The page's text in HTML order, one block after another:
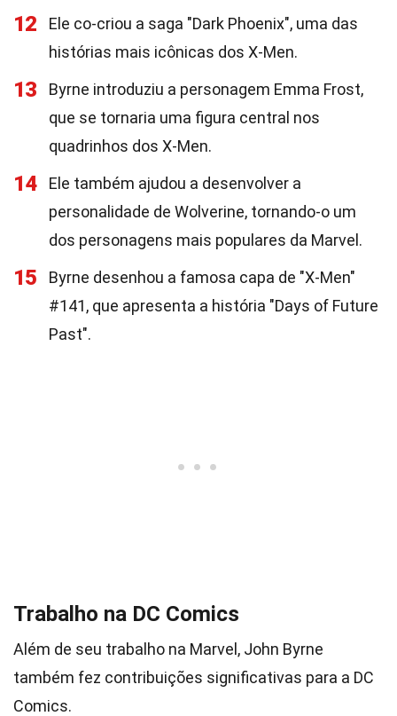
12
Ele co-criou a saga "Dark Phoenix", uma das
histórias mais icônicas dos X-Men.
13
Byrne introduziu a personagem Emma Frost,
que se tornaria uma figura central nos
quadrinhos dos X-Men.
14
Ele também ajudou a desenvolver a
personalidade de Wolverine, tornando-o um
dos personagens mais populares da Marvel.
15
Byrne desenhou a famosa capa de "X-Men"
#141, que apresenta a história "Days of Future
Past".
Trabalho na DC Comics
Além de seu trabalho na Marvel, John Byrne
também fez contribuições significativas para a DC
Comics.